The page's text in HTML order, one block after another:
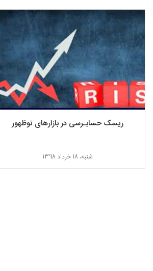
ریسک حسابـرسی در بازارهای نوظهور
شنبه، 18 خرداد 1398